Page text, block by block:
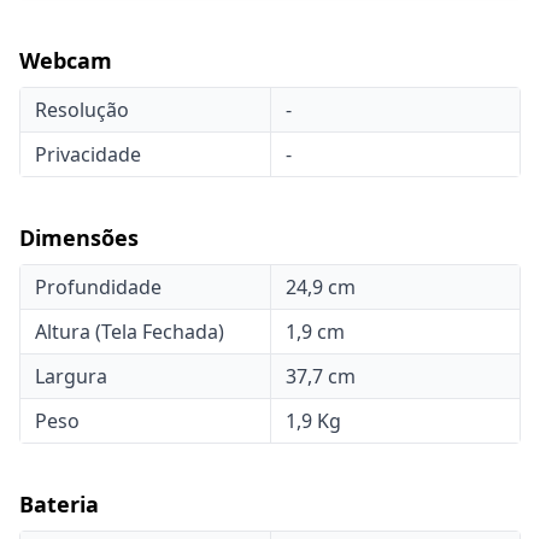
Webcam
Resolução
-
Privacidade
-
Dimensões
Profundidade
24,9 cm
Altura (Tela Fechada)
1,9 cm
Largura
37,7 cm
Peso
1,9 Kg
Bateria